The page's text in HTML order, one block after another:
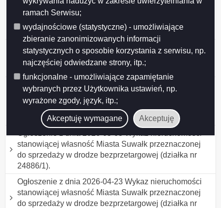
ramach Serwisu;
wydajnościowe (statystyczne) - umożliwiające
zbieranie zanonimizowanych informacji
statystycznych o sposobie korzystania z serwisu, np.
najczęściej odwiedzane strony, itp.;
funkcjonalne - umożliwiające zapamiętanie
wybranych przez Użytkownika ustawień, np.
wyrażone zgody, język, itp.;
Akceptuję wymagane Akceptuję
stanowiącej własność Miasta Suwałk przeznaczonej
25762/16).
Ogłoszenie z dnia 2026-05-06 Wykaz nr 10/2026
nieruchomości stanowiących własność Gminy Miasta
Suwałki przeznaczonych do najmu i dzierżawy.
Ogłoszenie z dnia 2026-05-05 Wykaz nieruchomości
stanowiącej własność Miasta Suwałk przeznaczonej
do sprzedaży w drodze przetargu ustnego
nieograniczonego (działka nr 11378/2 i 11377/5).
stanowiącej własność Miasta Suwałk przeznaczonej
do sprzedaży w drodze bezprzetargowej (działka nr
24886/1).
Ogłoszenie z dnia 2026-04-23 Wykaz nieruchomości
stanowiącej własność Miasta Suwałk przeznaczonej
do sprzedaży w drodze bezprzetargowej (działka nr